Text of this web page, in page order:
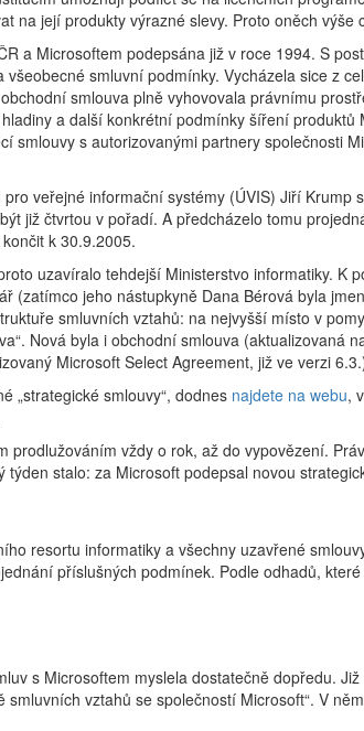
na její produkty výrazné slevy. Proto oněch výše
a Microsoftem podepsána již v roce 1994. S
smluvní podmínky. Vycházela sice z
smlouva plně vyhovovala právnímu
a další konkrétní podmínky šíření produktů
smlouvy s autorizovanými partnery společnosti
veřejné informační systémy (ÚVIS) Jiří Krump
již čtvrtou v pořadí. A předcházelo tomu
k 30.9.2005.
uzavíralo tehdejší Ministerstvo informatiky. K
(zatímco jeho nástupkyně Dana Bérová byla
smluvních vztahů: na nejvyšší místo v
Nová byla i obchodní smlouva (aktualizovaná
Microsoft Select Agreement, již ve verzi
„strategické smlouvy“, dodnes najdete na webu,
vždy o rok, až do vypovězení.
stalo: za Microsoft podepsal novou
resortu informatiky a všechny uzavřené
příslušných podmínek. Podle odhadů,
s Microsoftem myslela dostatečně dopředu.
smluvních vztahů se společností Microsoft“. V